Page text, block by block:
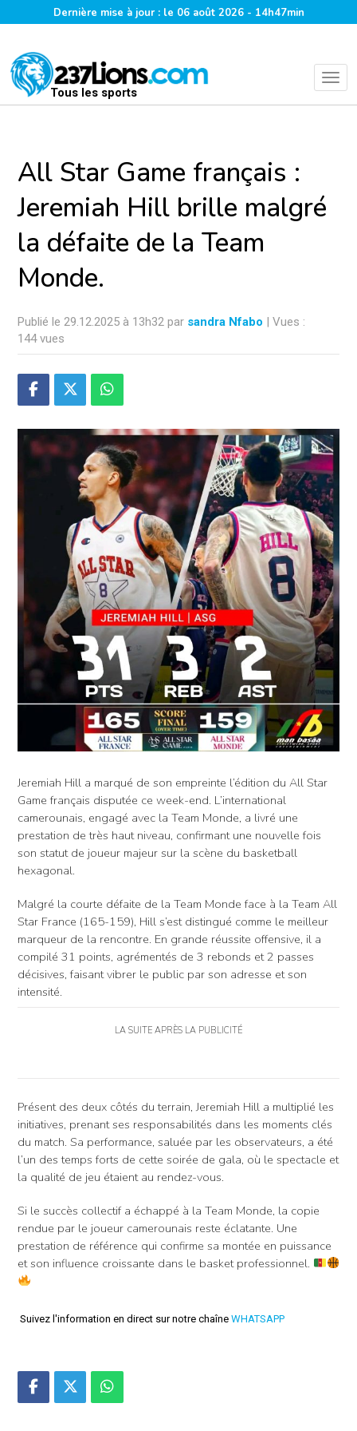
Dernière mise à jour : le 06 août 2026 - 14h47min
Tous les sports
All Star Game français :
Jeremiah Hill brille malgré
la défaite de la Team
Monde.
Publié le 29.12.2025 à 13h32 par sandra Nfabo | Vues :
144 vues
Jeremiah Hill a marqué de son empreinte l’édition du All Star
Game français disputée ce week-end. L’international
camerounais, engagé avec la Team Monde, a livré une
prestation de très haut niveau, confirmant une nouvelle fois
son statut de joueur majeur sur la scène du basketball
hexagonal.
Malgré la courte défaite de la Team Monde face à la Team All
Star France (165-159), Hill s’est distingué comme le meilleur
marqueur de la rencontre. En grande réussite offensive, il a
compilé 31 points, agrémentés de 3 rebonds et 2 passes
décisives, faisant vibrer le public par son adresse et son
intensité.
LA SUITE APRÈS LA PUBLICITÉ
Présent des deux côtés du terrain, Jeremiah Hill a multiplié les
initiatives, prenant ses responsabilités dans les moments clés
du match. Sa performance, saluée par les observateurs, a été
l’un des temps forts de cette soirée de gala, où le spectacle et
la qualité de jeu étaient au rendez-vous.
Si le succès collectif a échappé à la Team Monde, la copie
rendue par le joueur camerounais reste éclatante. Une
prestation de référence qui confirme sa montée en puissance
et son influence croissante dans le basket professionnel.
Suivez l'information en direct sur notre chaîne WHATSAPP